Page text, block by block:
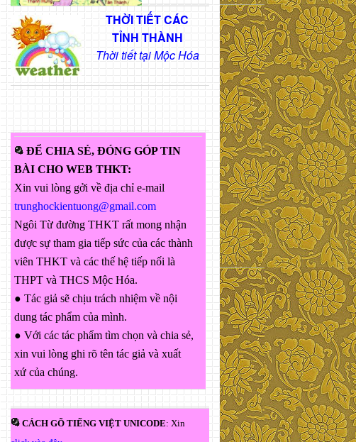
THỜI TIẾT CÁC
TỈNH THÀNH
Thời tiết tại Mộc Hóa
ĐỂ CHIA SẺ, ĐÓNG GÓP TIN
BÀI CHO WEB THKT:
Xin vui lòng gởi về địa chỉ e-mail
trunghockientuong@gmail.com
Ngôi Từ đường THKT rất mong nhận
được sự tham gia tiếp sức của các thành
viên THKT và các thế hệ tiếp nối là
THPT và THCS Mộc Hóa.
● Tác giả sẽ chịu trách nhiệm về nội
dung tác phẩm của mình.
● Với các tác phẩm tìm chọn và chia sẻ,
xin vui lòng ghi rõ tên tác giả và xuất
xứ của chúng.
CÁCH GÕ TIẾNG VIỆT UNICODE: Xin